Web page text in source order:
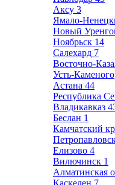
Аксу 3
Ямало-
Новый
Ноябрьск 14
Салехард 7
Восточно-
Усть-
Астана 44
Республика
Владикавказ
Беслан 1
Камчатский
Елизово 4
Вилючинск 1
Алматинская
Каскелен 7